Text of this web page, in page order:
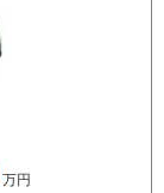
万円